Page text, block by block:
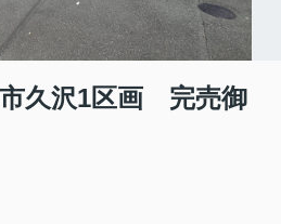
市久沢1区画 完売御